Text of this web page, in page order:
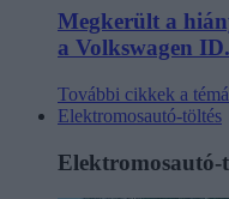
Megkerült a
a Volkswagen
További cikkek a
Elektromosautó-töltés
Elektromosautó-